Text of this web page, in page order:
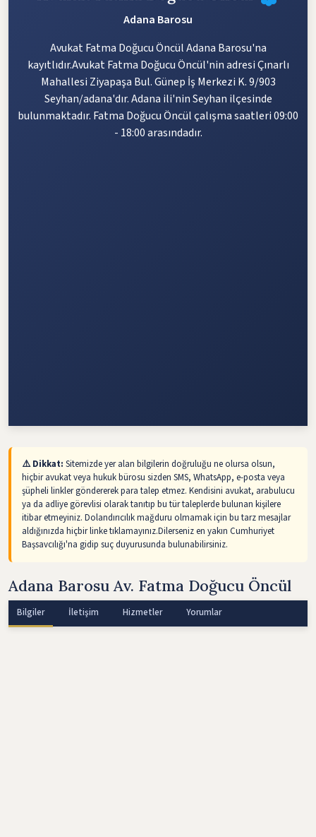
Adana Barosu
Avukat Fatma Doğucu Öncül Adana Barosu'na
kayıtlıdır.Avukat Fatma Doğucu Öncül'nin adresi Çınarlı
Mahallesi Ziyapaşa Bul. Günep İş Merkezi K. 9/903
Seyhan/adana'dır. Adana ili'nin Seyhan ilçesinde
bulunmaktadır. Fatma Doğucu Öncül çalışma saatleri 09:00
- 18:00 arasındadır.
⚠️ Dikkat: Sitemizde yer alan bilgilerin doğruluğu ne olursa olsun,
hiçbir avukat veya hukuk bürosu sizden SMS, WhatsApp, e-posta veya
şüpheli linkler göndererek para talep etmez. Kendisini avukat, arabulucu
ya da adliye görevlisi olarak tanıtıp bu tür taleplerde bulunan kişilere
itibar etmeyiniz. Dolandırıcılık mağduru olmamak için bu tarz mesajlar
aldığınızda hiçbir linke tıklamayınız.Dilerseniz en yakın Cumhuriyet
Başsavcılığı'na gidip suç duyurusunda bulunabilirsiniz.
Adana Barosu Av. Fatma Doğucu Öncül
Bilgiler İletişim Hizmetler Yorumlar